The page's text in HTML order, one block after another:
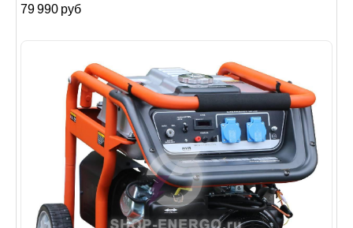
79 990 руб